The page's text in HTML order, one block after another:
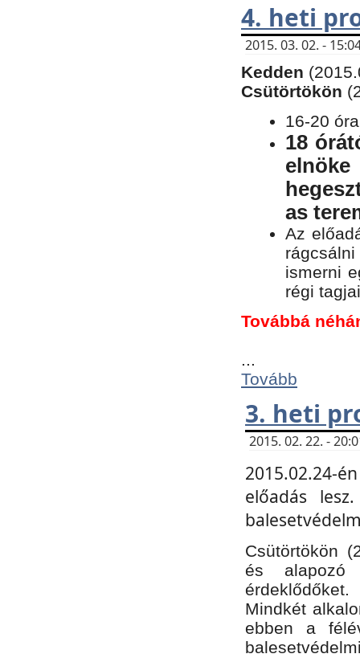
4. heti
2015. 03. 02. -
Kedden
Csütörtökön
16-20
18
as
Az
ismerni
régi
Továbbá
...
Tovább
3. heti
2015. 02. 22. -
2015.02.24-
előadás
Csütörtökön
és alapozó
érdeklődőket.
Mindkét
ebben a